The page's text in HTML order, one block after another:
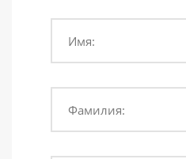
Имя:
Фамилия: